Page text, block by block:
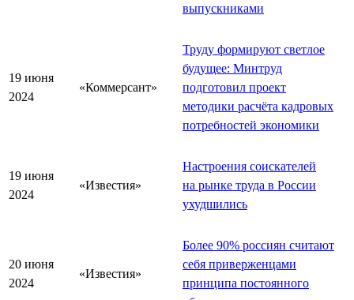
выпускниками
19 июня
2024
«Коммерсант»
Труду формируют светлое
будущее: Минтруд
подготовил проект
методики расчёта кадровых
потребностей экономики
19 июня
2024
«Известия»
Настроения соискателей
на рынке труда в России
ухудшились
20 июня
2024
«Известия»
Более 90% россиян считают
себя приверженцами
принципа постоянного